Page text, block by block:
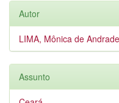
Autor
LIMA, Mônica de Andrade
Assunto